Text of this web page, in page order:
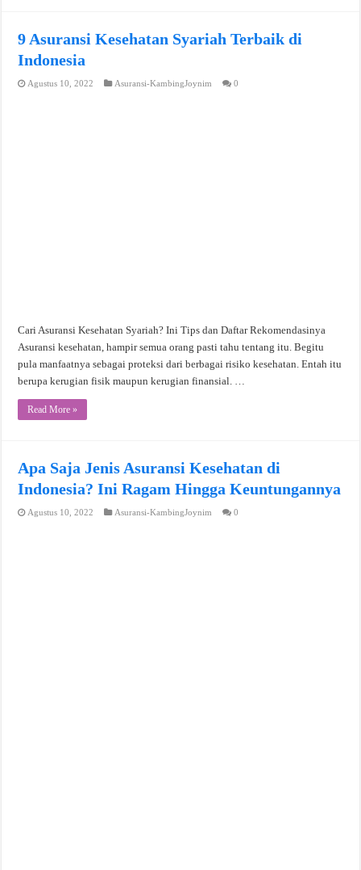
9 Asuransi Kesehatan Syariah Terbaik di
Indonesia
Agustus 10, 2022 Asuransi-KambingJoynim 0
Cari Asuransi Kesehatan Syariah? Ini Tips dan Daftar Rekomendasinya
Asuransi kesehatan, hampir semua orang pasti tahu tentang itu. Begitu
pula manfaatnya sebagai proteksi dari berbagai risiko kesehatan. Entah itu
berupa kerugian fisik maupun kerugian finansial. …
Read More »
Apa Saja Jenis Asuransi Kesehatan di
Indonesia? Ini Ragam Hingga Keuntungannya
Agustus 10, 2022 Asuransi-KambingJoynim 0